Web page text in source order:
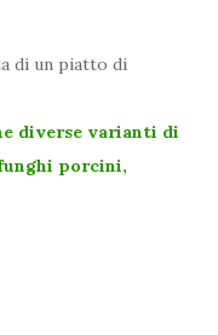
di un piatto di
diverse varianti di
porcini,